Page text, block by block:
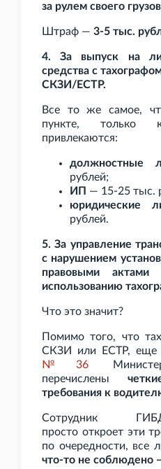
за рулем своего
Штраф — 3-5 тыс.
4. За выпуск на
средства с
СКЗИ/ЕСТР.
Все то же самое,
пункте, только к
привлекаются:
должностные
рублей;
ИП — 15-25 тыс.
юридические
рублей.
5. За управление
с нарушением
правовыми
использованию
Что это значит?
Помимо того, что
СКЗИ или ЕСТР, еще
№36
перечислены
требования к
Сотрудник ГИБДД/
просто откроет эти
по очередности, все
что-то не соблюдено